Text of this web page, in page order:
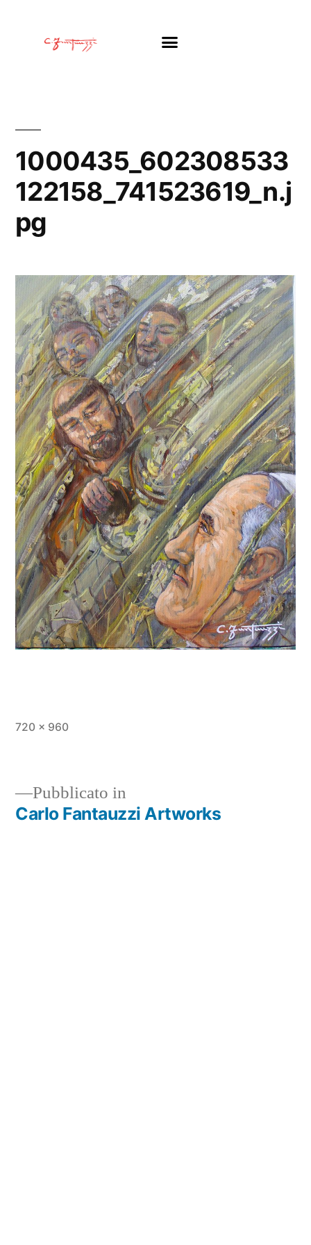
1000435_602308533
122158_741523619_n.j
pg
720 × 960
Pubblicato in
Carlo Fantauzzi Artworks